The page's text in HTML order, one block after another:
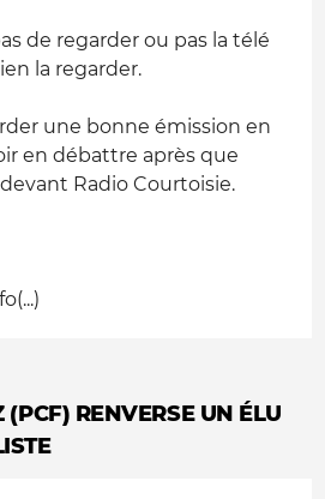
de regarder ou pas la télé
la regarder.
une bonne émission en
en débattre après que
Radio Courtoisie.
(PCF) RENVERSE UN ÉLU